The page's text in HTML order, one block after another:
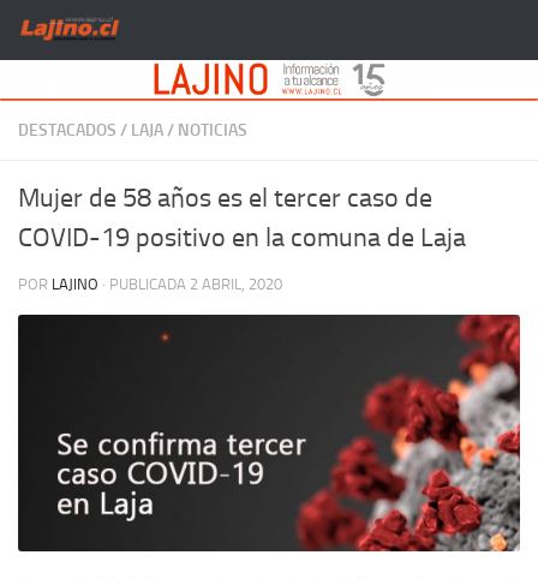
Saltar al contenido
DESTACADOS / LAJA/ NOTICIAS
Mujer de 58 años es el tercer caso de
COVID-19 positivo en la comuna de Laja
POR LAJINO · PUBLICADA 2 ABRIL, 2020